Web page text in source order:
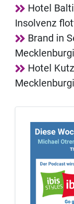
Hotel
Insolvenz
Brand in
Hotel